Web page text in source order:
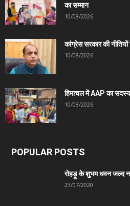
का सम्मान
10/08/2026
कांग्रेस सरकार की
10/08/2026
हिमाचल में AAP का
10/08/2026
POPULAR POSTS
रोहड़ू के शुभम धवन जल्द
23/07/2020